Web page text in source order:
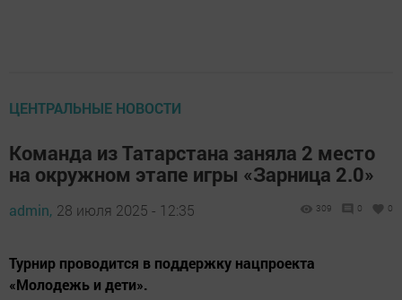
ЦЕНТРАЛЬНЫЕ НОВОСТИ
Команда из Татарстана заняла 2 место
на окружном этапе игры «Зарница 2.0»
admin, 28 июля 2025 - 12:35 309 0 0
Турнир проводится в поддержку нацпроекта
«Молодежь и дети».